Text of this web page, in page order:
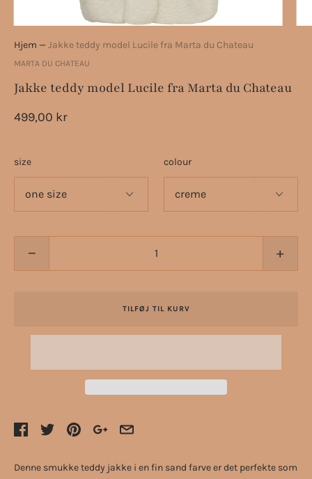
Hjem —Jakke teddy model Lucile fra Marta du Chateau
MARTA DU CHATEAU
Jakke teddy model Lucile fra Marta du Chateau
499,00 kr
size colour
− +
TILFØJ TIL KURV
Denne smukke teddy jakke i en fin sand farve er det perfekte som